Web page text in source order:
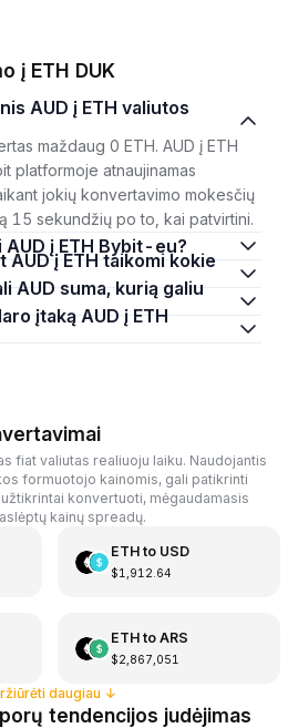
į ETH DUK
maždaug 0 ETH. AUD į ETH
platformoje atnaujinamas
jokių konvertavimo mokesčių
15 sekundžių po to, kai patvirtini.
AUD į ETH Bybit-eu?
fiat valiutas realiuoju laiku. Naudojantis
formuotojo kainomis, gali patikrinti
konvertuoti, mėgaudamasis
kainų spreadų.
ETHto USD
$1,912.64
ETHto ARS
$2,867,051
daugiau ↓
tendencijos judėjimas